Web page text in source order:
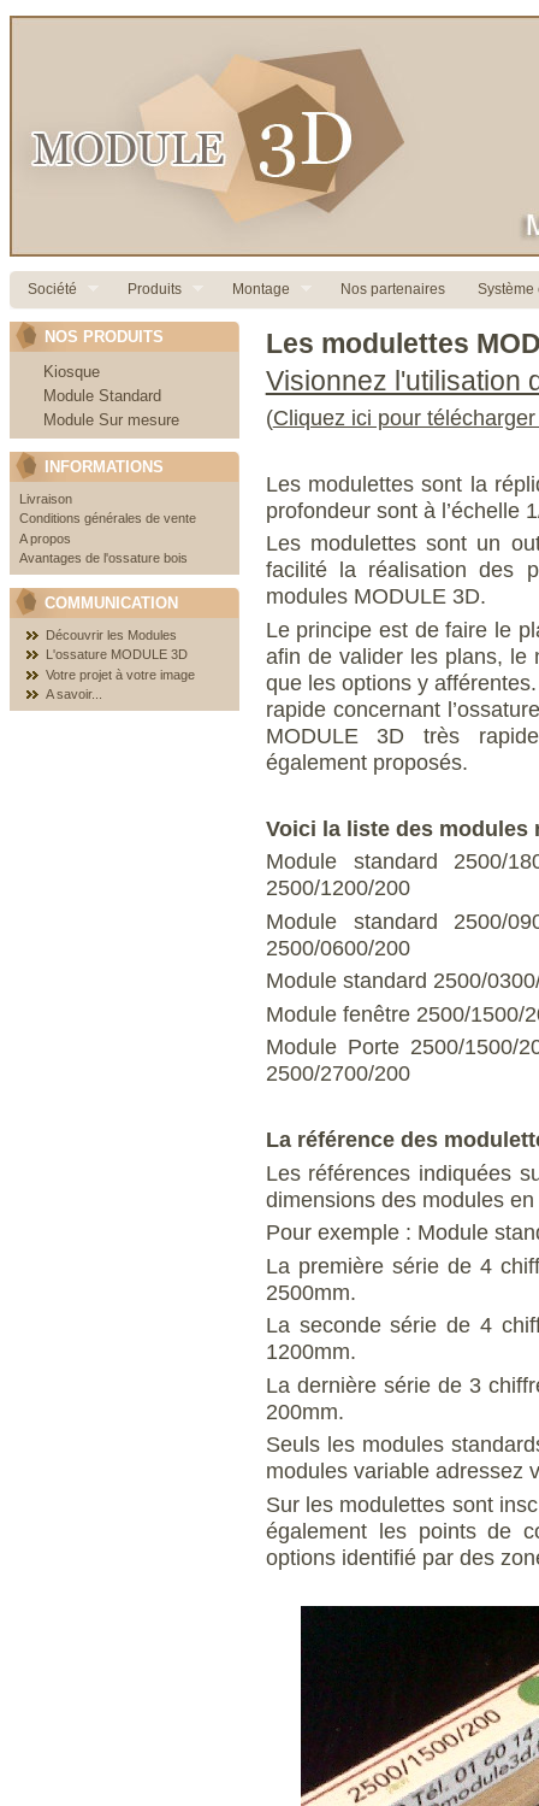
Société Produits Montage Nos partenaires Système
NOS PRODUITS
Kiosque
Module Standard
Module Sur mesure
INFORMATIONS
Livraison
Conditions générales de vente
A propos
Avantages de l'ossature bois
COMMUNICATION
Découvrir les Modules
L'ossature MODULE 3D
Votre projet à votre image
A savoir...
Les modulettes
Visionnez l'utilisation
(Cliquez ici pour
Les modulettes sont la
profondeur sont à l’échelle
Les modulettes sont un
facilité la réalisation des
modules MODULE 3D.
Le principe est de faire le
afin de valider les plans, le
que les options y
rapide concernant
MODULE 3D très
également proposés.
Voici la liste des modules
Module standard
2500/1200/200
Module standard
2500/0600/200
Module standard 2500/
Module fenêtre 2500/
Module Porte 2500/
2500/2700/200
La référence des
Les références indiquées
dimensions des modules
Pour exemple : Module
La première série de 4
2500mm.
La seconde série de 4
1200mm.
La dernière série de 3
200mm.
Seuls les modules
modules variable adressez
Sur les modulettes sont
également les points de
options identifié par des